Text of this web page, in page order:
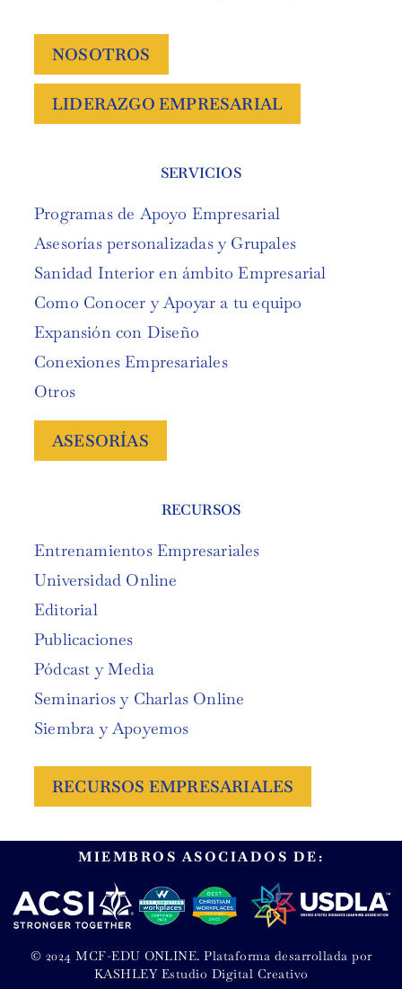
NOSOTROS
LIDERAZGO EMPRESARIAL
SERVICIOS
Programas de Apoyo Empresarial
Asesorías personalizadas y Grupales
Sanidad Interior en ámbito Empresarial
Como Conocer y Apoyar a tu equipo
Expansión con Diseño
Conexiones Empresariales
Otros
ASESORÍAS
RECURSOS
Entrenamientos Empresariales
Universidad Online
Editorial
Publicaciones
Pódcast y Media
Seminarios y Charlas Online
Siembra y Apoyemos
RECURSOS EMPRESARIALES
MIEMBROS ASOCIADOS DE:
© 2024 MCF-EDU ONLINE. Plataforma desarrollada por
KASHLEY Estudio Digital Creativo